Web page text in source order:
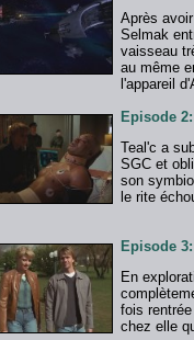
Après
Selmak
vaisseau
au même
l'appareil
Episode
Teal'c a
SGC et
son
le rite
Episode
En
fois
chez elle